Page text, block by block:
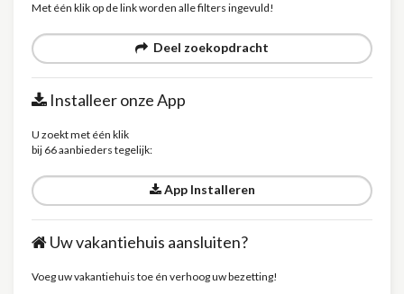
Met één klik op de link worden alle filters ingevuld!
Deel zoekopdracht
Installeer onze App
U zoekt met één klik
bij 66 aanbieders tegelijk:
App Installeren
Uw vakantiehuis aansluiten?
Voeg uw vakantiehuis toe én verhoog uw bezetting!